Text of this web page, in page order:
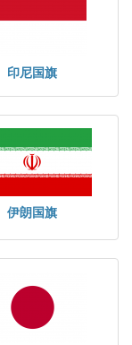
印尼国旗
伊朗国旗